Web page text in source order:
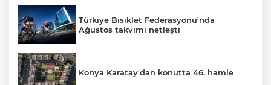
Türkiye Bisiklet Federasyonu'nda
Ağustos takvimi netleşti
Konya Karatay'dan konutta 46. hamle